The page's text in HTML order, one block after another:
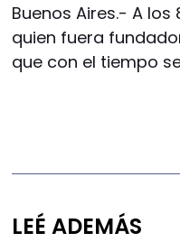
Buenos Aires.- A
quien fuera
que con el tiempo
LEÉ ADEMÁS